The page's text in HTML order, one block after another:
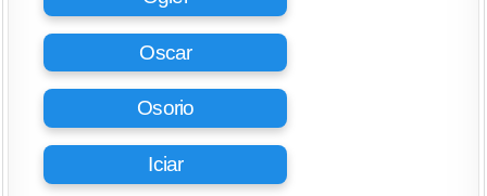
Oscar
Osorio
Iciar